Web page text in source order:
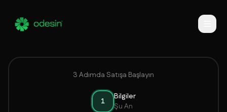
İşletme Başvurusu
3 Adımda Satışa Başlayın
1
Bilgiler
Şu An